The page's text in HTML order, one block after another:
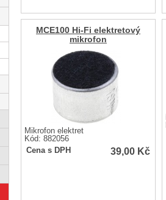
MCE100 Hi-Fi elektretový
mikrofon
Mikrofon elektret
Kód: 882056
Cena s DPH
39,00 Kč